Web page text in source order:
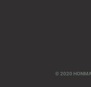
© 2020 HONMA